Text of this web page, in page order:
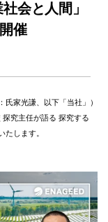
会と人間」
催
家光謙、以下「当社」）
究主任が語る 探究する
たします。